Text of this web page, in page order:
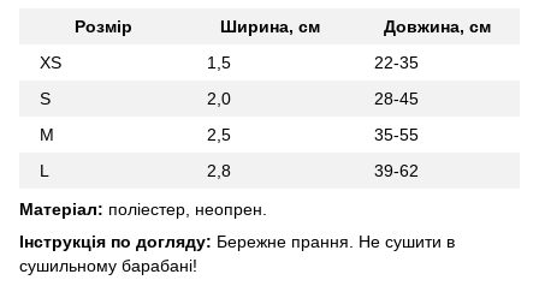
Розмір
Ширина, см
Довжина, см
XS
1,5
22-35
S
2,0
28-45
M
2,5
35-55
L
2,8
39-62
Матеріал: поліестер, неопрен.
Інструкція по догляду: Бережне прання. Не сушити в
сушильному барабані!